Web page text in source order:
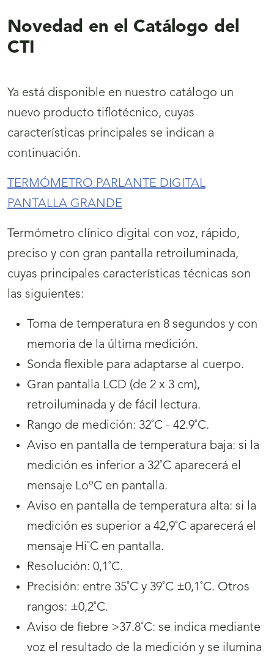
Novedad en el Catálogo del
CTI
Ya está disponible en nuestro catálogo un
nuevo producto tiflotécnico, cuyas
características principales se indican a
continuación.
TERMÓMETRO PARLANTE DIGITAL
PANTALLA GRANDE
Termómetro clínico digital con voz, rápido,
preciso y con gran pantalla retroiluminada,
cuyas principales características técnicas son
las siguientes:
Toma de temperatura en 8 segundos y con
memoria de la última medición.
Sonda flexible para adaptarse al cuerpo.
Gran pantalla LCD (de 2 x 3 cm),
retroiluminada y de fácil lectura.
Rango de medición: 32˚C - 42.9˚C.
Aviso en pantalla de temperatura baja: si la
medición es inferior a 32˚C aparecerá el
mensaje LoºC en pantalla.
Aviso en pantalla de temperatura alta: si la
medición es superior a 42,9˚C aparecerá el
mensaje Hi˚C en pantalla.
Resolución: 0,1˚C.
Precisión: entre 35˚C y 39˚C ±0,1˚C. Otros
rangos: ±0,2˚C.
Aviso de fiebre >37.8˚C: se indica mediante
voz el resultado de la medición y se ilumina